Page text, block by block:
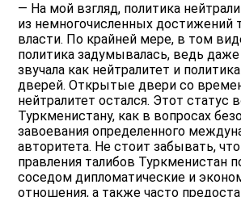
— На мой взгляд, политика
из немногочисленных достижений
власти. По крайней мере, в том
политика задумывалась, ведь
звучала как нейтралитет и
дверей. Открытые двери со
нейтралитет остался. Этот статус
Туркменистану, как в вопросах
завоевания определенного
авторитета. Не стоит забывать,
правления талибов Туркменистан
соседом дипломатические и
отношения, а также часто